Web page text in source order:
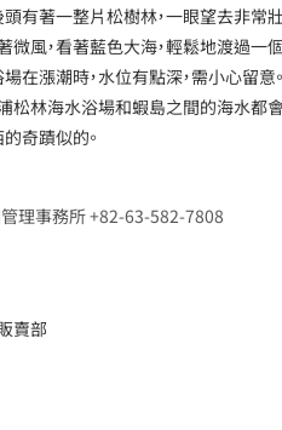
有著一整片松樹林，一眼望去非常
微風，看著藍色大海，輕鬆地渡過一
在漲潮時，水位有點深，需小心留意
松林海水浴場和蝦島之間的海水都
奇蹟似的。
理事務所 +82-63-582-7808
賣部